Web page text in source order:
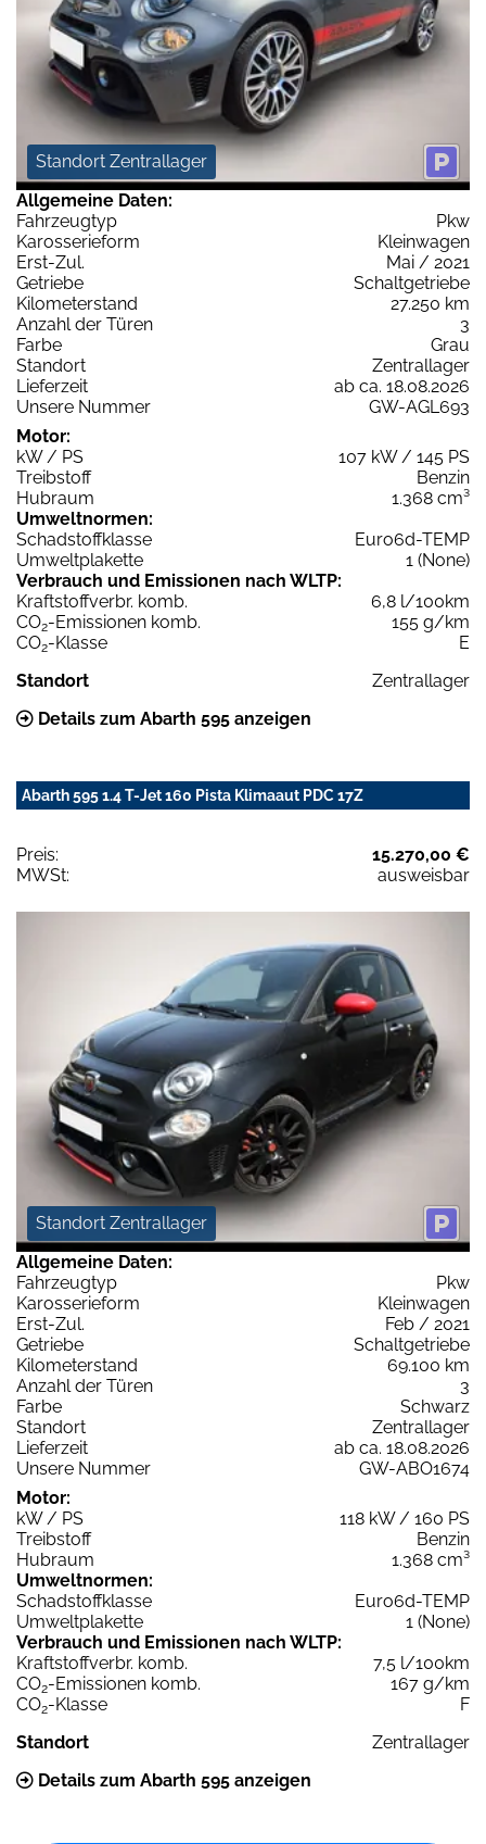
Standort Zentrallager
Allgemeine Daten:
Fahrzeugtyp
Pkw
Karosserieform
Kleinwagen
Erst-Zul.
Mai / 2021
Getriebe
Schaltgetriebe
Kilometerstand
27.250 km
Anzahl der Türen
3
Farbe
Grau
Standort
Zentrallager
Lieferzeit
ab ca. 18.08.2026
Unsere Nummer
GW-AGL693
Motor:
kW / PS
107 kW / 145 PS
Treibstoff
Benzin
Hubraum
1.368 cm³
Umweltnormen:
Schadstoffklasse
Euro6d-TEMP
Umweltplakette
1 (None)
Verbrauch und Emissionen nach WLTP:
Kraftstoffverbr. komb.
6,8 l/100km
CO2-Emissionen komb.
155 g/km
CO2-Klasse
E
Standort
Zentrallager
Details zum Abarth 595 anzeigen
Abarth 595 1.4 T-Jet 160 Pista Klimaaut PDC 17Z
Preis:
15.270,00 €
MWSt:
ausweisbar
Standort Zentrallager
Allgemeine Daten:
Fahrzeugtyp
Pkw
Karosserieform
Kleinwagen
Erst-Zul.
Feb / 2021
Getriebe
Schaltgetriebe
Kilometerstand
69.100 km
Anzahl der Türen
3
Farbe
Schwarz
Standort
Zentrallager
Lieferzeit
ab ca. 18.08.2026
Unsere Nummer
GW-ABO1674
Motor:
kW / PS
118 kW / 160 PS
Treibstoff
Benzin
Hubraum
1.368 cm³
Umweltnormen:
Schadstoffklasse
Euro6d-TEMP
Umweltplakette
1 (None)
Verbrauch und Emissionen nach WLTP:
Kraftstoffverbr. komb.
7,5 l/100km
CO2-Emissionen komb.
167 g/km
CO2-Klasse
F
Standort
Zentrallager
Details zum Abarth 595 anzeigen